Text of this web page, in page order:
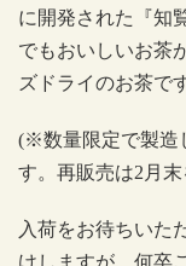
に開発された『知
でもおいしいお茶
ズドライのお茶で
(※数量限定で製造
す。再販売は2 月
入荷をお待ちいた
けしますが、何卒